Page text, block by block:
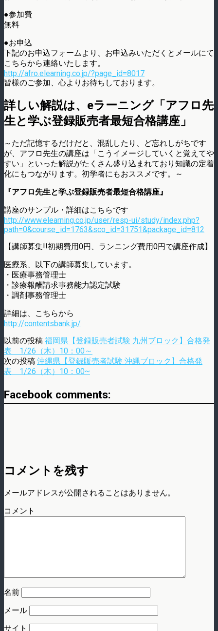
●参加費
無料
●お申込
下記のお申込フォームより、お申込みいただくとメールにて
こちらから連絡いたします。
http://afro.elearning.co.jp/?page_id=8017
皆様のご参加、心よりお待ちしております。
詳しい解説は、eラーニング「アフロ先
生と学ぶ登録販売者最短合格講座」
～ただ記憶するだけだと、混乱したり、ど忘れしがちです
が、アフロ先生の講座は「こうイメージしていくと覚えてや
すい」といった解説がたくさん盛り込まれており知識の定着
化にもつながります。初学者にもおススメです。～
『アフロ先生と学ぶ登録販売者最短合格講座』
講座のサンプル・詳細はこちらです
http://www.elearning.co.jp/user/resp-ui/study/index.php?
path=0&course_id=1763&sco_id=31751&package_id=812
【講師募集!!初期費用0円、ランニング費用0円で講座作成】
医療系、以下の講師募集しています。
・医療事務管理士
・診療報酬請求事務能力認定試験
・調剤事務管理士
詳細は、こちらから
http://contentsbank.jp/
以前の投稿 福岡県【登録販売者試験 九州ブロック】合格発
表 1/26（木）10：00～
次の投稿 沖縄県【登録販売者試験 沖縄ブロック】合格発
表 1/26（木）10：00~
Facebook comments:
コメントを残す
メールアドレスが公開されることはありません。
コメント
名前
メール
サイト